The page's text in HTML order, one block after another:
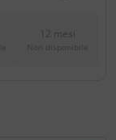
12 mesi
Non disponibile